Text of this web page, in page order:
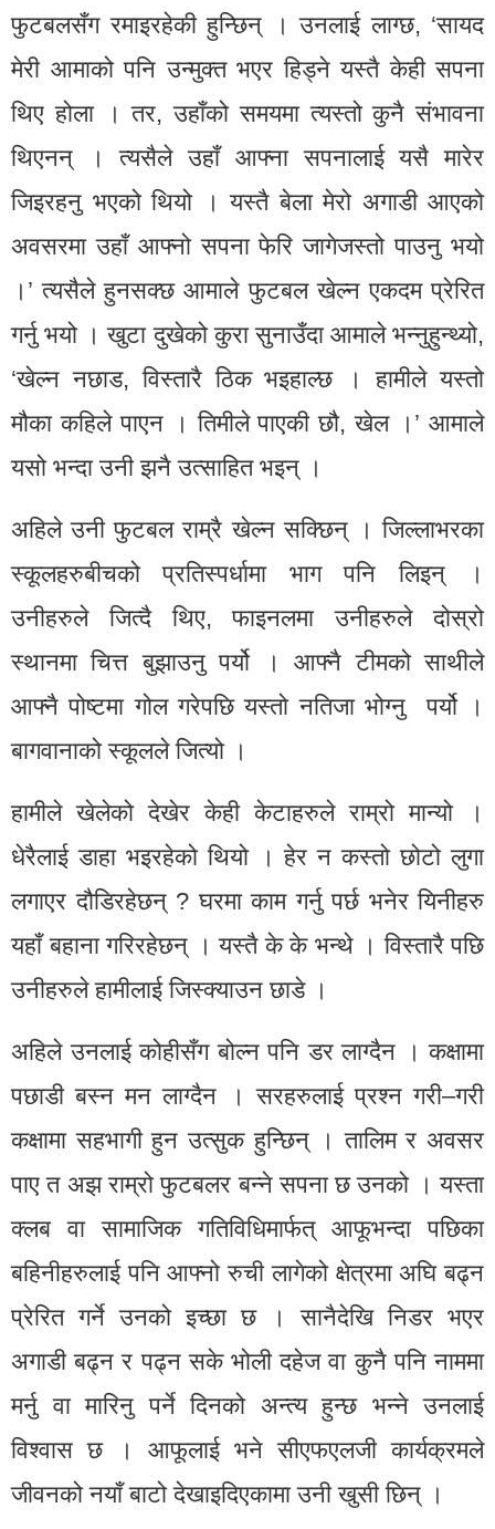
फुटबलसँग रमाइरहेकी हुन्छिन् । उनलाई लाग्छ, ‘सायद
मेरी आमाको पनि उन्मुक्त भएर हिड्ने यस्तै केही सपना
थिए होला । तर, उहाँको समयमा त्यस्तो कुनै संभावना
थिएनन् । त्यसैले उहाँ आफ्ना सपनालाई यसै मारेर
जिइरहनु भएको थियो । यस्तै बेला मेरो अगाडी आएको
अवसरमा उहाँ आफ्नो सपना फेरि जागेजस्तो पाउनु भयो
।’ त्यसैले हुनसक्छ आमाले फुटबल खेल्न एकदम प्रेरित
गर्नु भयो । खुटा दुखेको कुरा सुनाउँदा आमाले भन्नुहुन्थ्यो,
‘खेल्न नछाड, विस्तारै ठिक भइहाल्छ । हामीले यस्तो
मौका कहिले पाएन । तिमीले पाएकी छौ, खेल ।’ आमाले
यसो भन्दा उनी झनै उत्साहित भइन् ।
अहिले उनी फुटबल राम्रै खेल्न सक्छिन् । जिल्लाभरका
स्कूलहरुबीचको प्रतिस्पर्धामा भाग पनि लिइन् ।
उनीहरुले जित्दै थिए, फाइनलमा उनीहरुले दोस्रो
स्थानमा चित्त बुझाउनु पर्यो । आफ्नै टीमको साथीले
आफ्नै पोष्टमा गोल गरेपछि यस्तो नतिजा भोग्नु पर्यो ।
बागवानाको स्कूलले जित्यो ।
हामीले खेलेको देखेर केही केटाहरुले राम्रो मान्यो ।
धेरैलाई डाहा भइरहेको थियो । हेर न कस्तो छोटो लुगा
लगाएर दौडिरहेछन् ? घरमा काम गर्नु पर्छ भनेर यिनीहरु
यहाँ बहाना गरिरहेछन् । यस्तै के के भन्थे । विस्तारै पछि
उनीहरुले हामीलाई जिस्क्याउन छाडे ।
अहिले उनलाई कोहीसँग बोल्न पनि डर लाग्दैन । कक्षामा
पछाडी बस्न मन लाग्दैन । सरहरुलाई प्रश्न गरी–गरी
कक्षामा सहभागी हुन उत्सुक हुन्छिन् । तालिम र अवसर
पाए त अझ राम्रो फुटबलर बन्ने सपना छ उनको । यस्ता
क्लब वा सामाजिक गतिविधिमार्फत् आफूभन्दा पछिका
बहिनीहरुलाई पनि आफ्नो रुची लागेको क्षेत्रमा अघि बढ्न
प्रेरित गर्ने उनको इच्छा छ । सानैदेखि निडर भएर
अगाडी बढ्न र पढ्न सके भोली दहेज वा कुनै पनि नाममा
मर्नु वा मारिनु पर्ने दिनको अन्त्य हुन्छ भन्ने उनलाई
विश्वास छ । आफूलाई भने सीएफएलजी कार्यक्रमले
जीवनको नयाँ बाटो देखाइदिएकामा उनी खुसी छिन् ।